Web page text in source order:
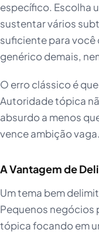
específico. Escolha
sustentar vários
suficiente para você
genérico demais,
O erro clássico é
Autoridade tópica
absurdo a menos
vence ambição vaga.
A Vantagem de
Um tema bem
Pequenos
tópica focando em